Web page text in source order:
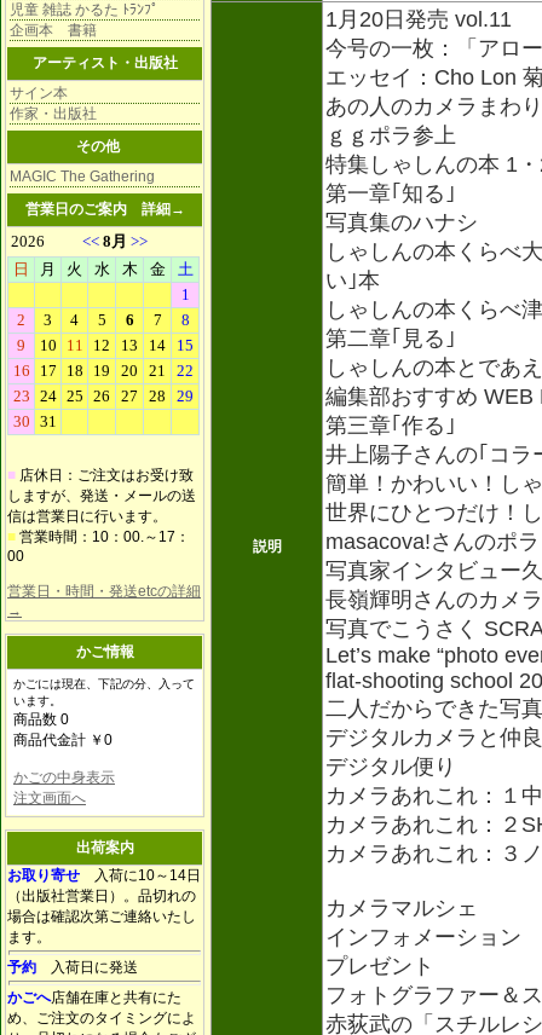
児童 雑誌 かるた ﾄﾗﾝﾌﾟ
企画本 書籍
アーティスト・出版社
サイン本
作家・出版社
その他
MAGIC The Gathering
営業日のご案内 詳細→
■ 店休日：ご注文はお受け致
しますが、発送・メールの送
信は営業日に行います。
■ 営業時間：10：00.～17：
00
営業日・時間・発送etcの詳細
→
かご情報
かごには現在、下記の分、入って
います。
商品数 0
商品代金計 ￥0
かごの中身表示
注文画面へ
出荷案内
お取り寄せ 入荷に10～14日
（出版社営業日）。品切れの
場合は確認次第ご連絡いたし
ます。
予約 入荷日に発送
かごへ店舗在庫と共有にた
め、ご注文のタイミングによ
説明
1月20日発売 vol.11
今号の一枚：「アロ
エッセイ：Cho Lon
あの人のカメラまわり
ｇｇポラ参上
特集しゃしんの本 1
第一章｢知る｣
写真集のハナシ
しゃしんの本くらべ
い｣本
しゃしんの本くらべ
第二章｢見る｣
しゃしんの本とであ
編集部おすすめ WEB
第三章｢作る｣
井上陽子さんの｢コラ
簡単！かわいい！し
世界にひとつだけ！
masacova!さんのポ
写真家インタビュー
長嶺輝明さんのカメ
写真でこうさく
Let’s make “photo
flat-shooting school
二人だからできた写
デジタルカメラと仲
デジタル便り
カメラあれこれ：１
カメラあれこれ：２
カメラあれこれ：３
カメラマルシェ
インフォメーション
プレゼント
フォトグラファー＆
赤荻武の「スチルレ